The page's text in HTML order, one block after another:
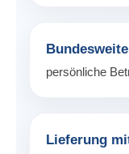
persönliche
Lieferung